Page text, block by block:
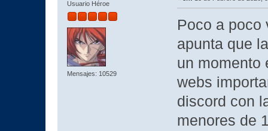
Usuario Héroe
Mensajes: 10529
Poco a poco
apunta que
un momento
webs
discord con
menores de